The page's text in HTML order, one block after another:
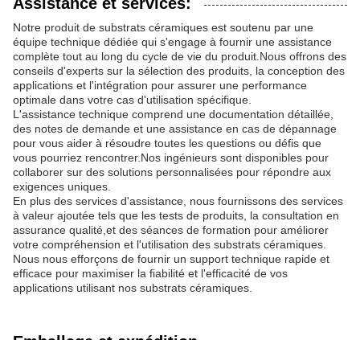
Notre produit de substrats céramiques est soutenu par une
équipe technique dédiée qui s'engage à fournir une assistance
complète tout au long du cycle de vie du produit.Nous offrons des
conseils d'experts sur la sélection des produits, la conception des
applications et l'intégration pour assurer une performance
optimale dans votre cas d'utilisation spécifique.
L'assistance technique comprend une documentation détaillée,
des notes de demande et une assistance en cas de dépannage
pour vous aider à résoudre toutes les questions ou défis que
vous pourriez rencontrer.Nos ingénieurs sont disponibles pour
collaborer sur des solutions personnalisées pour répondre aux
exigences uniques.
En plus des services d'assistance, nous fournissons des services
à valeur ajoutée tels que les tests de produits, la consultation en
assurance qualité,et des séances de formation pour améliorer
votre compréhension et l'utilisation des substrats céramiques.
Nous nous efforçons de fournir un support technique rapide et
efficace pour maximiser la fiabilité et l'efficacité de vos
applications utilisant nos substrats céramiques.